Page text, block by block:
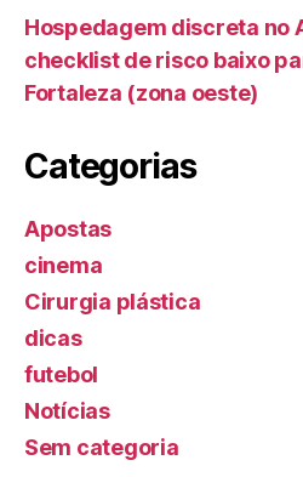
Hospedagem discreta no
checklist de risco baixo
Fortaleza (zona oeste)
Categorias
Apostas
cinema
Cirurgia plástica
dicas
futebol
Notícias
Sem categoria